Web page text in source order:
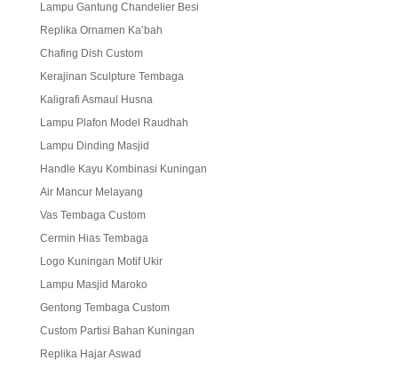
Lampu Gantung Chandelier Besi
Replika Ornamen Ka’bah
Chafing Dish Custom
Kerajinan Sculpture Tembaga
Kaligrafi Asmaul Husna
Lampu Plafon Model Raudhah
Lampu Dinding Masjid
Handle Kayu Kombinasi Kuningan
Air Mancur Melayang
Vas Tembaga Custom
Cermin Hias Tembaga
Logo Kuningan Motif Ukir
Lampu Masjid Maroko
Gentong Tembaga Custom
Custom Partisi Bahan Kuningan
Replika Hajar Aswad